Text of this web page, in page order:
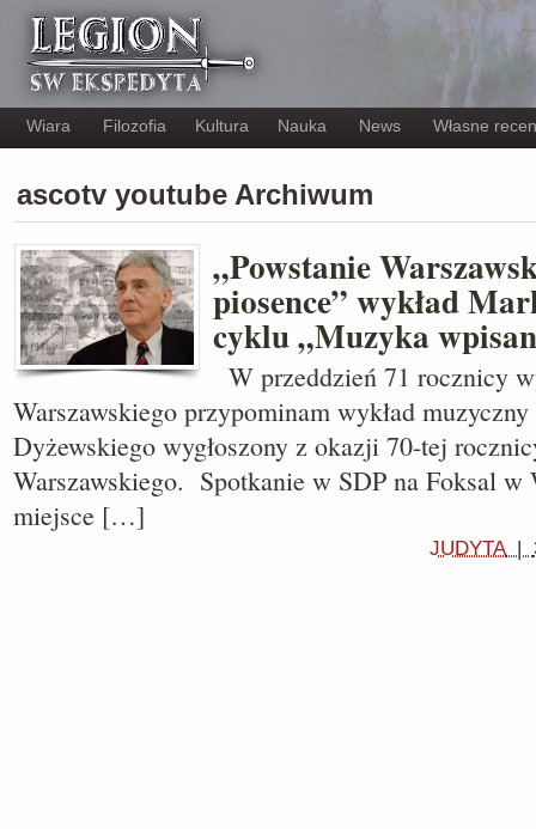
Wiara Filozofia Kultura Nauka News Własne
ascotv youtube Archiwum
„Powstanie
piosence” wykład
cyklu „Muzyka
W przeddzień 71 rocznicy
Warszawskiego przypominam wykład
Dyżewskiego wygłoszony z okazji 70-tej
Warszawskiego. Spotkanie w SDP na Foksal w
miejsce […]
JUDYTA|